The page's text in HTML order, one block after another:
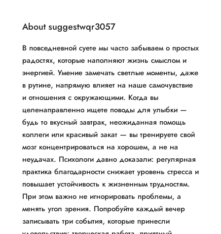
About suggestwqr3057
В повседневной суете мы часто забываем о простых
радостях, которые наполняют жизнь смыслом и
энергией. Умение замечать светлые моменты, даже
в рутине, напрямую влияет на наше самочувствие
и отношения с окружающими. Когда вы
целенаправленно ищете поводы для улыбки —
будь то вкусный завтрак, неожиданная помощь
коллеги или красивый закат — вы тренируете свой
мозг концентрироваться на хорошем, а не на
неудачах. Психологи давно доказали: регулярная
практика благодарности снижает уровень стресса и
повышает устойчивость к жизненным трудностям.
При этом важно не игнорировать проблемы, а
менять угол зрения. Попробуйте каждый вечер
записывать три события, которые принесли